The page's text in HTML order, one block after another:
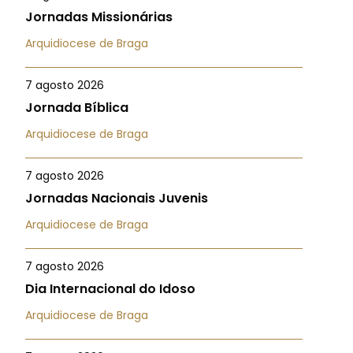
Jornadas Missionárias
Arquidiocese de Braga
7 agosto 2026
Jornada Bíblica
Arquidiocese de Braga
7 agosto 2026
Jornadas Nacionais Juvenis
Arquidiocese de Braga
7 agosto 2026
Dia Internacional do Idoso
Arquidiocese de Braga